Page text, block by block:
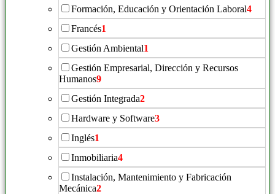
Formación, Educación y Orientación Laboral4
Francés1
Gestión Ambiental1
Gestión Empresarial, Dirección y Recursos
Humanos9
Gestión Integrada2
Hardware y Software3
Inglés1
Inmobiliaria4
Instalación, Mantenimiento y Fabricación
Mecánica2